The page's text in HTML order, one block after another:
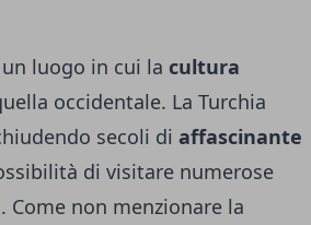
luogo in cui la cultura
occidentale. La Turchia
secoli di affascinante
di visitare numerose
non menzionare la